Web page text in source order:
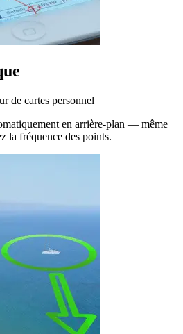
de cartes personnel
en arrière-plan — même
la fréquence des points.